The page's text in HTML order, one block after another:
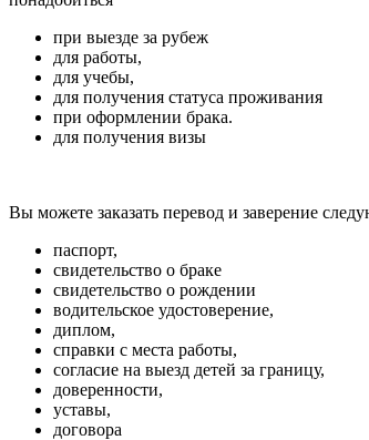
при выезде за рубеж
для работы,
для учебы,
для получения статуса проживания
при оформлении брака.
для получения визы
Вы можете заказать перевод и заверение
паспорт,
свидетельство о браке
свидетельство о рождении
водительское удостоверение,
диплом,
справки с места работы,
согласие на выезд детей за границу,
доверенности,
уставы,
договора